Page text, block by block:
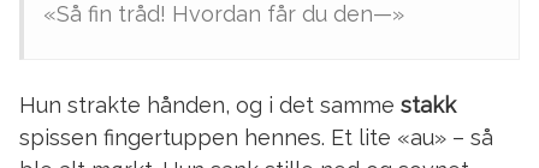
«Så fin tråd! Hvordan får du den—»
Hun strakte hånden, og i det samme stakk
spissen fingertuppen hennes. Et lite «au» – så